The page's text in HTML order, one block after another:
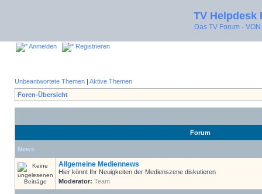
TV Helpdesk
Das TV Forum -
Anmelden Registrieren
Unbeantwortete Themen | Aktive Themen
Foren-Übersicht
Forum
News
Allgemeine Mediennews
Hier könnt Ihr Neuigkeiten der Medienszene diskutieren
Moderator: Team